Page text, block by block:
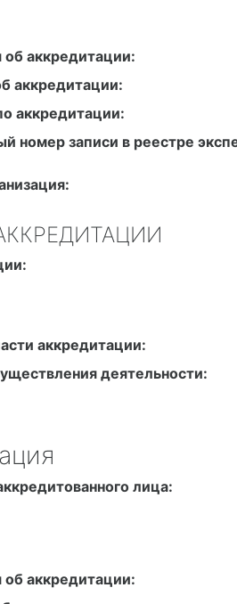
аккредитации:
аккредитации:
аккредитации:
номер записи в реестре
аккредитации:
деятельности:
лица:
аккредитации: